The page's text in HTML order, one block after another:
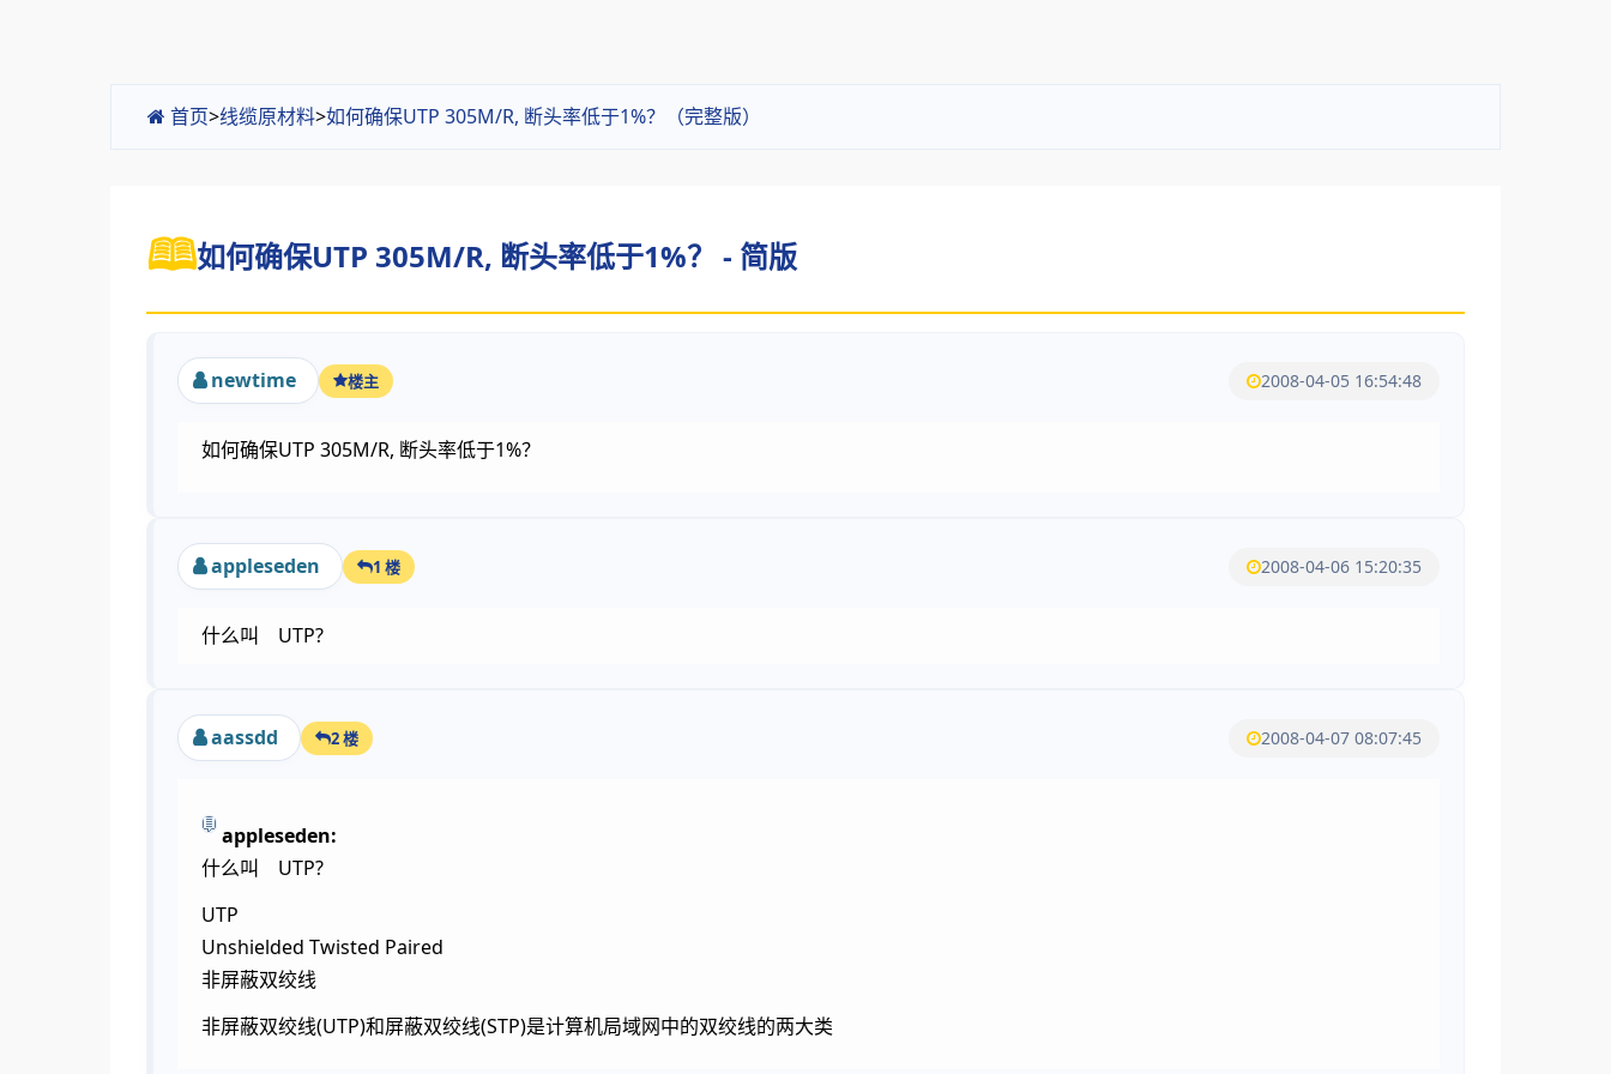
首页>线缆原材料>如何确保UTP 305M/R, 断头率低于1%？（完整版）
如何确保UTP 305M/R, 断头率低于1%？ - 简版
newtime 楼主 2008-04-05 16:54:48
如何确保UTP 305M/R, 断头率低于1%？
appleseden 1 楼 2008-04-06 15:20:35
什么叫 UTP?
aassdd 2 楼 2008-04-07 08:07:45
appleseden:
什么叫 UTP?
UTP
Unshielded Twisted Paired
非屏蔽双绞线
非屏蔽双绞线(UTP)和屏蔽双绞线(STP)是计算机局域网中的双绞线的两大类